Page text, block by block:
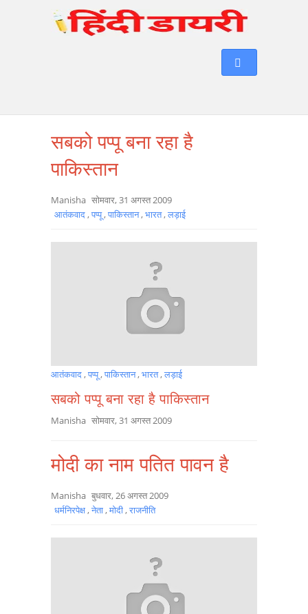
सबको पप्पू बना रहा है
पाकिस्तान
Manisha सोमवार, 31 अगस्त 2009
आतंकवाद,पप्पू,पाकिस्तान,भारत,लड़ाई
आतंकवाद,पप्पू,पाकिस्तान,भारत,लड़ाई
सबको पप्पू बना रहा है पाकिस्तान
Manisha सोमवार, 31 अगस्त 2009
मोदी का नाम पतित पावन है
Manisha बुधवार, 26 अगस्त 2009
धर्मनिरपेक्ष,नेता,मोदी,राजनीति